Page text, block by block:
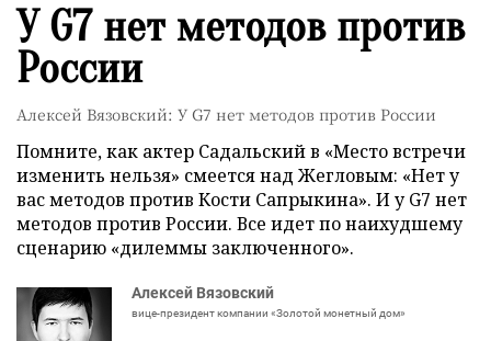
У G7 нет методов против
России
Алексей Вязовский: У G7 нет методов против России
Помните, как актер Садальский в «Место встречи
изменить нельзя» смеется над Жегловым: «Нет у
вас методов против Кости Сапрыкина». И у G7 нет
методов против России. Все идет по наихудшему
сценарию «дилеммы заключенного».
Алексей Вязовский
вице-президент компании «Золотой монетный дом»